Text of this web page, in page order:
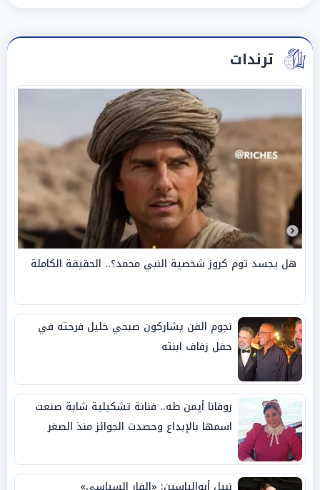
ترندات
هل يجسد توم كروز شخصية النبي محمد؟.. الحقيقة الكاملة
نجوم الفن يشاركون صبحي خليل فرحته في
حفل زفاف ابنته
روفانا أيمن طه.. فنانة تشكيلية شابة صنعت
اسمها بالإبداع وحصدت الجوائز منذ الصغر